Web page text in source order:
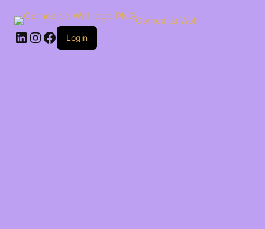
naar
inhoud
Corneeltje Wol
LinkedIn
Instagram
Facebook
Login